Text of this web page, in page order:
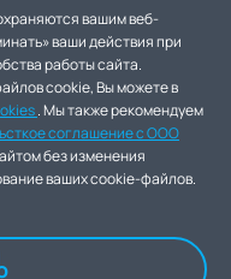
их владельцам.
МЗ УО 27 апреля 2017г.
2006- 2026 . Все права
НЕОБХОДИМА
вашим веб-
ваши действия при
работы сайта.
cookie, Вы можете в
. Мы также рекомендуем
соглашение с ООО
без изменения
ваших cookie-файлов.